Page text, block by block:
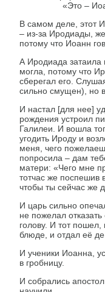
«Это –
В самом деле, этот
– из-за Иродиады,
потому что Иоанн
А Иродиада затаила
могла, потому что
сберегал его.
сильно смущен), но
И настал [для нее]
рождения устроил
Галилеи. И вошла
угодить Ироду и
меня, чего
попросила – дам
матери: «Чего мне
тотчас же поспешив
чтобы ты сейчас же
И царь сильно
не пожелал
голову. И тот
блюде, и отдал её
И ученики Иоанна,
в гробницу.
И собрались